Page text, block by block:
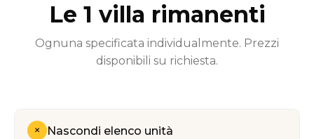
Le 1 villa rimanenti
Ognuna specificata individualmente. Prezzi
disponibili su richiesta.
+ Nascondi elenco unità